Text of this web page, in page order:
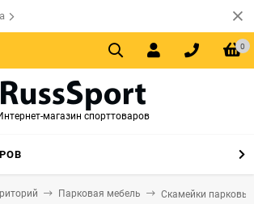
0
магазин спорттоваров
Парковая мебель Скамейки парковые